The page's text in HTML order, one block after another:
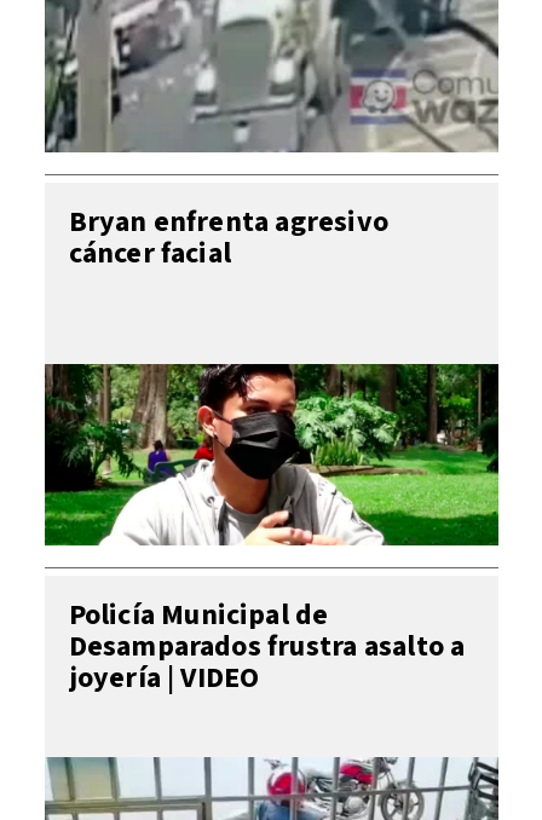
Bryan enfrenta agresivo
cáncer facial
Policía Municipal de
Desamparados frustra asalto a
joyería | VIDEO